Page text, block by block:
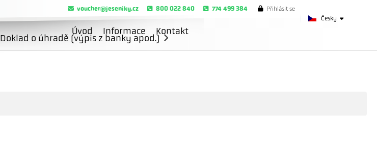
Česky
voucher@jeseniky.cz 800 022 840 774 499 384 Přihlásit se
Úvod Informace Kontakt
Doklad o úhradě (výpis z banky apod.)